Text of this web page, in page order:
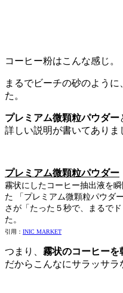
コーヒー粉はこんな感じ。
まるでビーチの砂のよう
た。
プレミアム微顆粒パウダー
詳しい説明が書いてありま
プレミアム微顆粒パウダー
霧状にしたコーヒー抽出液を
た 「プレミアム微顆粒パウダ
さが「たった５秒で、まるで
た。
引用： INIC MARKET
つまり、 霧状のコーヒーを
だからこんなにサラッサラ